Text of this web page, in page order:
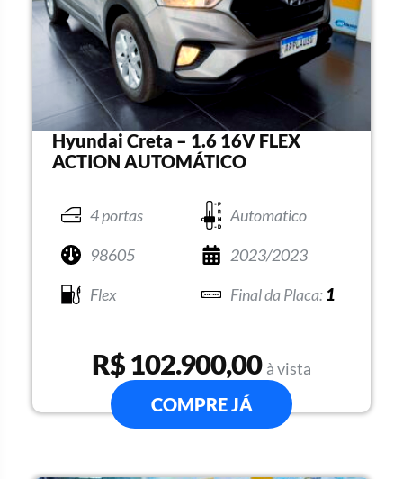
Hyundai Creta – 1.6 16V FLEX
ACTION AUTOMÁTICO
4 portas
Automatico
98605
2023/2023
Flex
1
R$ 102.900,00 à vista
COMPRE JÁ